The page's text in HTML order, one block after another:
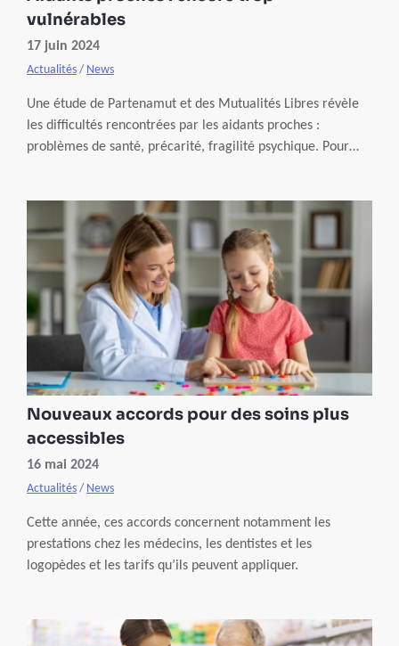
vulnérables
17 juin 2024
Actualités / News
Une étude de Partenamut et des Mutualités Libres révèle
les difficultés rencontrées par les aidants proches :
problèmes de santé, précarité, fragilité psychique. Pour
Nouveaux accords pour des soins plus
accessibles
16 mai 2024
Actualités / News
Cette année, ces accords concernent notamment les
prestations chez les médecins, les dentistes et les
logopèdes et les tarifs qu’ils peuvent appliquer.